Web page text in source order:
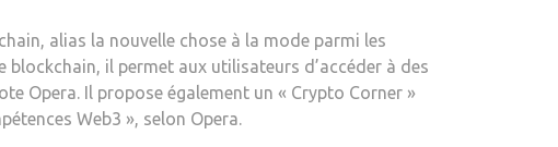
alias la nouvelle chose à la mode parmi les
il permet aux utilisateurs d’accéder à des
Opera. Il propose également un « Crypto Corner »
Web3 », selon Opera.